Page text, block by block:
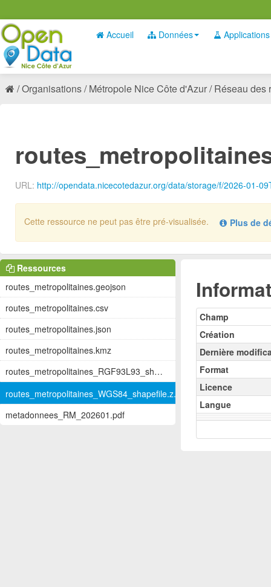
Accueil Données Applications
Organisations Métropole Nice Côte d'Azur Réseau des
URL: http://opendata.nicecotedazur.org/data/storage/f/2026-01-
Cette ressource ne peut pas être pré-visualisée.
Plus de
Aucun gestionnaire de défini pour le type de données : zip .
Champ
Création
Dernière
Format
Licence
Langue
Ressources
routes_metropolitaines.geojson
routes_metropolitaines.csv
routes_metropolitaines.json
routes_metropolitaines.kmz
routes_metropolitaines_RGF93L93_shapefil...
routes_metropolitaines_WGS84_shapefile.z...
metadonnees_RM_202601.pdf